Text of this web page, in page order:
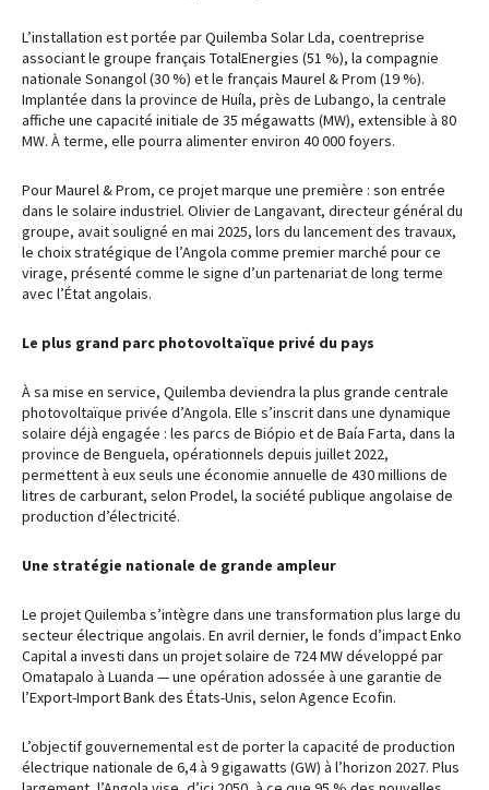
L’installation est portée par Quilemba Solar Lda, coentreprise
associant le groupe français TotalEnergies (51 %), la compagnie
nationale Sonangol (30 %) et le français Maurel & Prom (19 %).
Implantée dans la province de Huíla, près de Lubango, la centrale
affiche une capacité initiale de 35 mégawatts (MW), extensible à 80
MW. À terme, elle pourra alimenter environ 40 000 foyers.
Pour Maurel & Prom, ce projet marque une première : son entrée
dans le solaire industriel. Olivier de Langavant, directeur général du
groupe, avait souligné en mai 2025, lors du lancement des travaux,
le choix stratégique de l’Angola comme premier marché pour ce
virage, présenté comme le signe d’un partenariat de long terme
avec l’État angolais.
Le plus grand parc photovoltaïque privé du pays
À sa mise en service, Quilemba deviendra la plus grande centrale
photovoltaïque privée d’Angola. Elle s’inscrit dans une dynamique
solaire déjà engagée : les parcs de Biópio et de Baía Farta, dans la
province de Benguela, opérationnels depuis juillet 2022,
permettent à eux seuls une économie annuelle de 430 millions de
litres de carburant, selon Prodel, la société publique angolaise de
production d’électricité.
Une stratégie nationale de grande ampleur
Le projet Quilemba s’intègre dans une transformation plus large du
secteur électrique angolais. En avril dernier, le fonds d’impact Enko
Capital a investi dans un projet solaire de 724 MW développé par
Omatapalo à Luanda — une opération adossée à une garantie de
l’Export-Import Bank des États-Unis, selon Agence Ecofin.
L’objectif gouvernemental est de porter la capacité de production
électrique nationale de 6,4 à 9 gigawatts (GW) à l’horizon 2027. Plus